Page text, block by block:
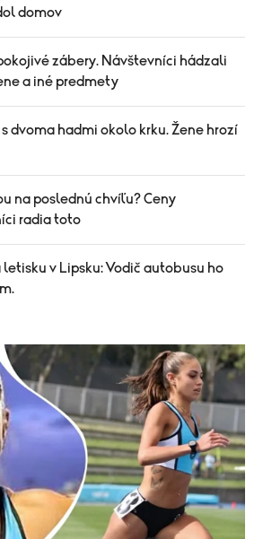
domov
zábery. Návštevníci hádzali
a iné predmety
dvoma hadmi okolo krku. Žene hrozí
na poslednú chvíľu? Ceny
radia toto
letisku v Lipsku: Vodič autobusu ho